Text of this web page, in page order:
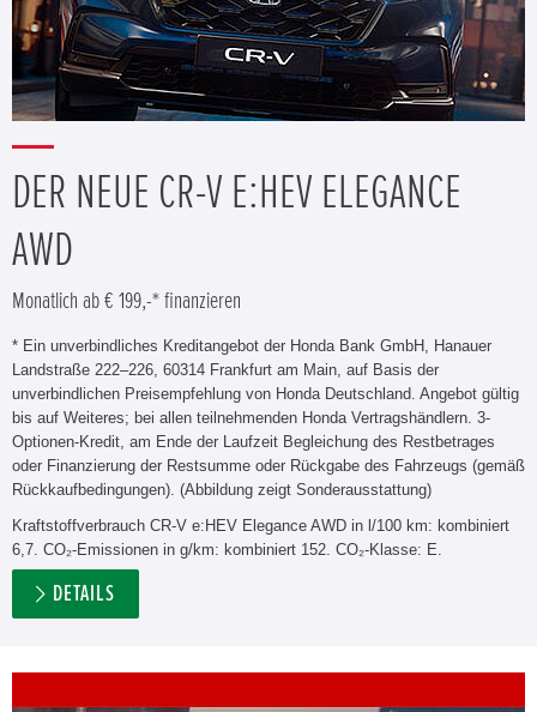
DER NEUE CR-V E:HEV ELEGANCE
AWD
Monatlich ab € 199,-* finanzieren
* Ein unverbindliches Kreditangebot der Honda Bank GmbH, Hanauer
Landstraße 222–226, 60314 Frankfurt am Main, auf Basis der
unverbindlichen Preisempfehlung von Honda Deutschland. Angebot gültig
bis auf Weiteres; bei allen teilnehmenden Honda Vertragshändlern. 3-
Optionen-Kredit, am Ende der Laufzeit Begleichung des Restbetrages
oder Finanzierung der Restsumme oder Rückgabe des Fahrzeugs (gemäß
Rückkaufbedingungen). (Abbildung zeigt Sonderausstattung)
Kraftstoffverbrauch CR-V e:HEV Elegance AWD in l/100 km: kombiniert
6,7. CO₂-Emissionen in g/km: kombiniert 152. CO₂-Klasse: E.
DETAILS